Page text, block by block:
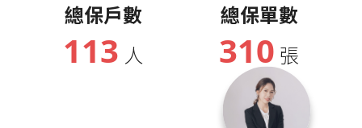
總保戶數
113 人
總保單數
310 張